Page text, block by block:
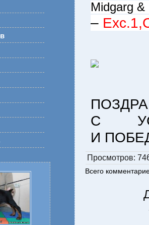
Midgarg
–
С
И
Просмотров:
Всего